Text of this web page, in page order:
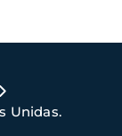
Unidas.